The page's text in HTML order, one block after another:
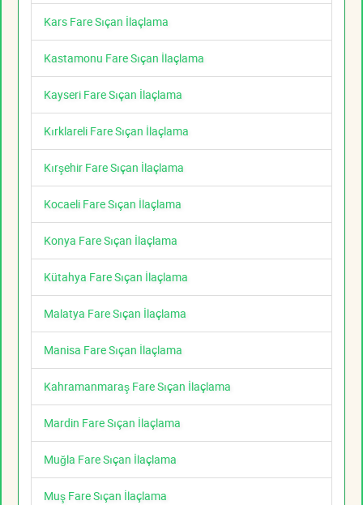
Kars Fare Sıçan İlaçlama
Kastamonu Fare Sıçan İlaçlama
Kayseri Fare Sıçan İlaçlama
Kırklareli Fare Sıçan İlaçlama
Kırşehir Fare Sıçan İlaçlama
Kocaeli Fare Sıçan İlaçlama
Konya Fare Sıçan İlaçlama
Kütahya Fare Sıçan İlaçlama
Malatya Fare Sıçan İlaçlama
Manisa Fare Sıçan İlaçlama
Kahramanmaraş Fare Sıçan İlaçlama
Mardin Fare Sıçan İlaçlama
Muğla Fare Sıçan İlaçlama
Muş Fare Sıçan İlaçlama